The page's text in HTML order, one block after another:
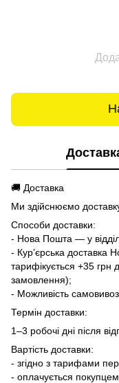
🚚 Доставка
Ми здійснюємо доставку
Способи доставки:
- Нова Пошта — у
- Кур’єрська доставка
тарифікується +35 грн
замовлення);
- Можливість
Термін доставки:
1–3 робочі дні після
Вартість доставки:
- згідно з тарифами
- оплачується